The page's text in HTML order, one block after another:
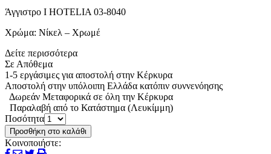
Άγγιστρο Ι HOTELIA 03-8040
Χρώμα: Νίκελ – Χρωμέ
Δείτε περισσότερα
Σε Απόθεμα
1-5 εργάσιμες για αποστολή στην Κέρκυρα
Αποστολή στην υπόλοιπη Ελλάδα κατόπιν συννενόησης
Δωρεάν Μεταφορικά σε όλη την Κέρκυρα
Παραλαβή από το Κατάστημα (Λευκίμμη)
Ποσότητα
Προσθήκη στο καλάθι
Κοινοποιήστε: